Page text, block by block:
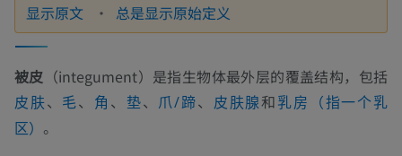
显示原文 总是显示原始定义
被皮 （integument）是指生物体最外层的覆盖结构，包括
皮肤、 毛、 角 、 垫、 爪/蹄、 皮肤腺和乳房（指一个乳
区） 。